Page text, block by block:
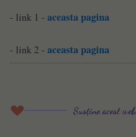
- link 1 - aceasta pagina
- link 2 - aceasta pagina
Susține acest